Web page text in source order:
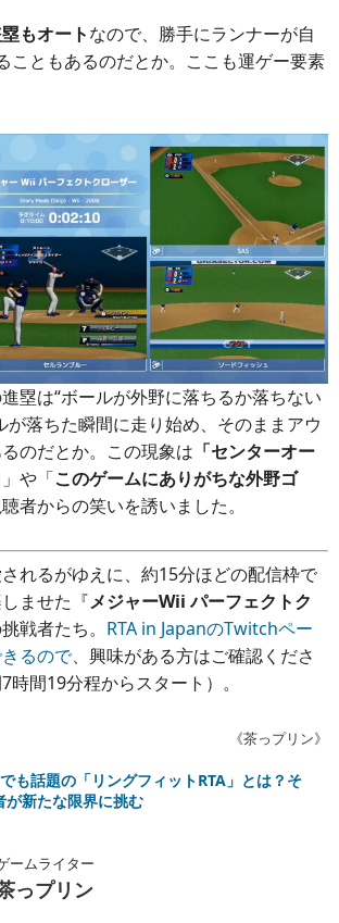
もオートなので、勝手にランナーが自
こともあるのだとか。ここも運ゲー要素
塁は“ボールが外野に落ちるか落ちない
が落ちた瞬間に走り始め、そのままアウ
のだとか。この現象は 「センターオー
」や「このゲームにありがちな外野ゴ
者からの笑いを誘いました。
れるがゆえに、約15分ほどの配信枠で
ませた『メジャーWii パーフェクトク
戦者たち。 RTA in JapanのTwitchペー
るので、興味がある方はご確認くださ
時間19分程からスタート）。
《茶っプリン》
も話題の「リングフィットRTA」とは？そ
が新たな限界に挑む
ームライター
っプリン